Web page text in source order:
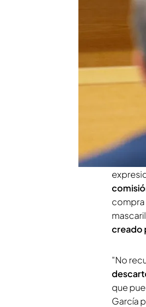
que
Compartir
como
aunque
que ha
compra
creado
"No
que
García